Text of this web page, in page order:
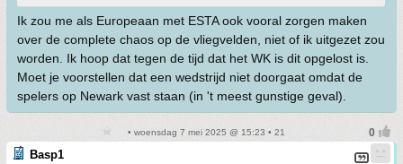
Ik zou me als Europeaan met ESTA ook vooral zorgen maken
over de complete chaos op de vliegvelden, niet of ik uitgezet zou
worden. Ik hoop dat tegen de tijd dat het WK is dit opgelost is.
Moet je voorstellen dat een wedstrijd niet doorgaat omdat de
spelers op Newark vast staan (in 't meest gunstige geval).
• woensdag 7 mei 2025 @ 15:23 • 21
Basp1